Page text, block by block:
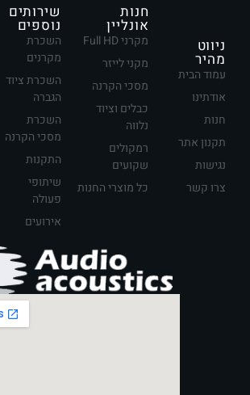
ניווט
מהיר
עמוד הבית
אודתינו
חנות
תקנון אתר
נגישות
צרו קשר
חנות
אונליין
מקרני Full HD
מקני לייזר
מסכי הקרנה
כבלים וציוד
נלווה
רמקולים
שקועים
כל מוצרי החנות
שירותים
נוספים
השכרת
מקרנים
השכרת ציוד
הגברה
השכרת
מסכי הקרנה
התקנות
שיתופי
פעולה
אירועים